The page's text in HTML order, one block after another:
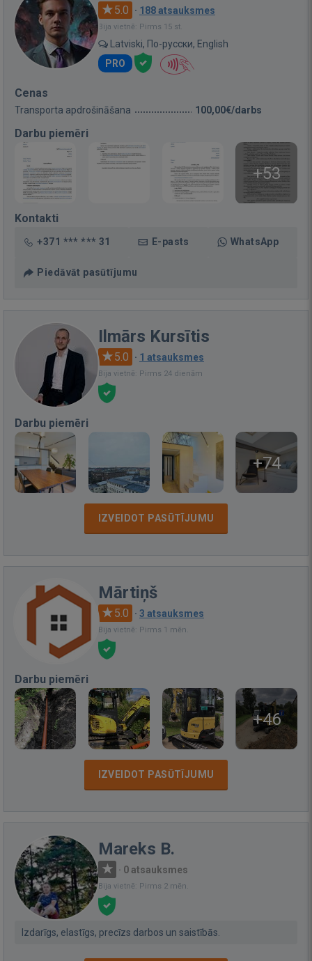
5.0 · 188 atsauksmes
Bija vietnē: Pirms 15 st.
Latviski, По-русски, English
PRO
Cenas
Transporta apdrošināšana 100,00€/darbs
Darbu piemēri
+53
Kontakti
+371 *** *** 31 E-pasts WhatsApp
Piedāvāt pasūtījumu
Ilmārs Kursītis
5.0 · 1 atsauksmes
Bija vietnē: Pirms 24 dienām
Darbu piemēri
+74
IZVEIDOT PASŪTĪJUMU
Mārtiņš
5.0 · 3 atsauksmes
Bija vietnē: Pirms 1 mēn.
Darbu piemēri
+46
IZVEIDOT PASŪTĪJUMU
Mareks B.
· 0 atsauksmes
Bija vietnē: Pirms 2 mēn.
Izdarīgs, elastīgs, precīzs darbos un saistībās.